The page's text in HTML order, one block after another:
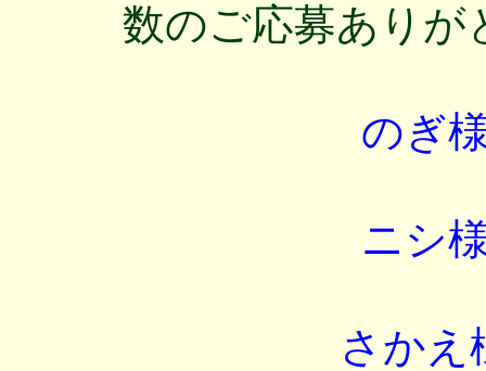
数のご応募あり
のぎ
ニシ
さかえ